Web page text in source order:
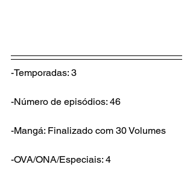
-Temporadas: 3
-Número de episódios: 46
-Mangá: Finalizado com 30 Volumes
-OVA/ONA/Especiais: 4